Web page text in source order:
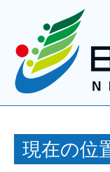
現在の位